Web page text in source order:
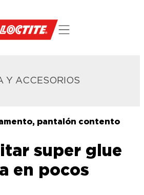
Y ACCESORIOS
pantalón contento
super glue
en pocos